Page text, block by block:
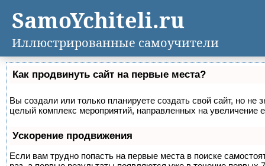
Как продвинуть сайт на первые места?
Вы создали или только планируете создать свой сайт, но не
целый комплекс мероприятий, направленных на увеличение
Ускорение продвижения
Если вам трудно попасть на первые места в поиске
SamoYchiteli.ru
Иллюстрированные самоучители